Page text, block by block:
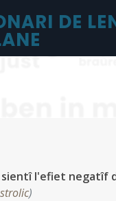
DE
sientî l'efiet negatîf
)